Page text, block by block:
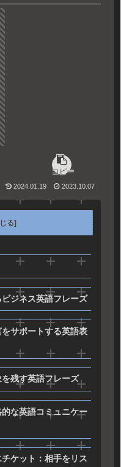
コピー
2024.01.19 2023.10.07
ジネス英語フレーズ
サポートする英語表
残す英語フレーズ
な英語コミュニケー
ケット：相手をリス